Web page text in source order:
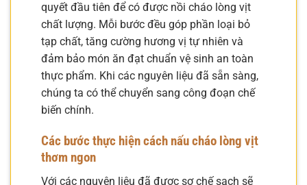
quyết đầu tiên để có được nồi cháo lòng vịt
chất lượng. Mỗi bước đều góp phần loại bỏ
tạp chất, tăng cường hương vị tự nhiên và
đảm bảo món ăn đạt chuẩn vệ sinh an toàn
thực phẩm. Khi các nguyên liệu đã sẵn sàng,
chúng ta có thể chuyển sang công đoạn chế
biến chính.
Các bước thực hiện cách nấu cháo lòng vịt
thơm ngon
Với các nguyên liệu đã được sơ chế sạch sẽ